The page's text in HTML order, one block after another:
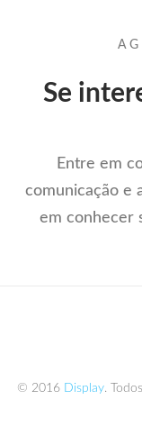
Se
Entre em
comunicação e
em conhecer
© 2016 Display.